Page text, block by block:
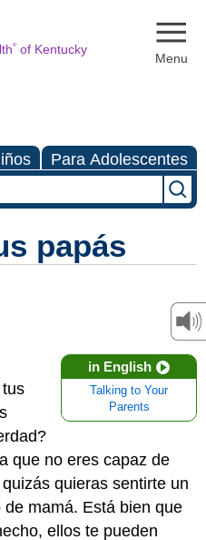
®of Kentucky
Para Adolescentes
papás
in English
Talking to Your
Parents
que no eres capaz de
quieras sentirte un
mamá. Está bien que
ellos te pueden